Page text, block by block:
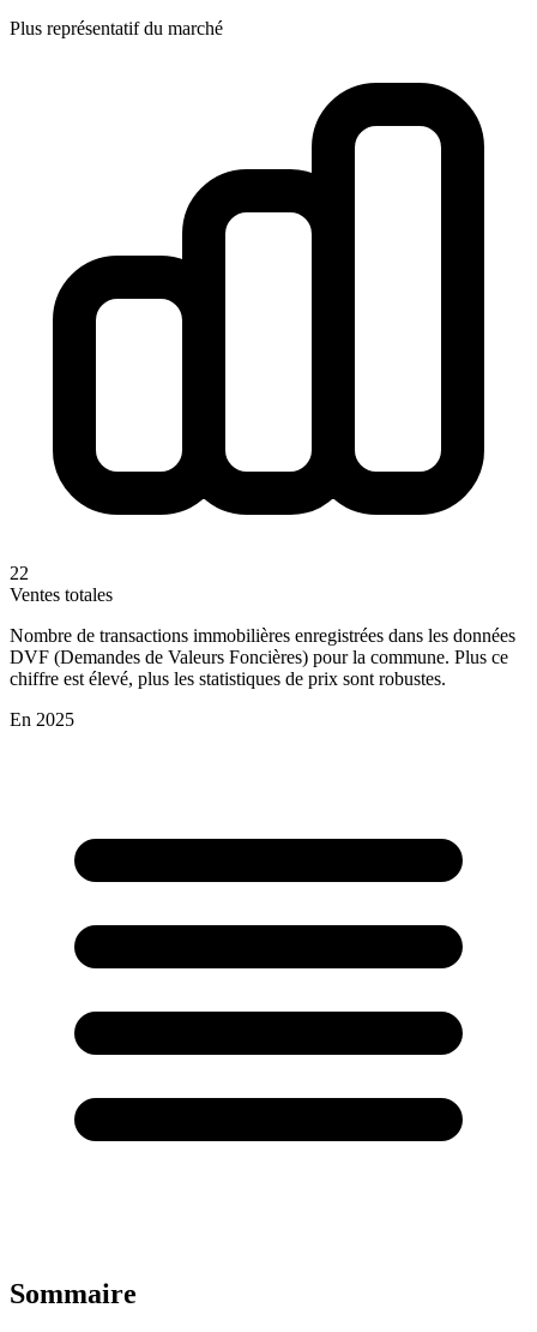
Plus représentatif du marché
22
Ventes totales
Nombre de transactions immobilières enregistrées dans les données
DVF (Demandes de Valeurs Foncières) pour la commune. Plus ce
chiffre est élevé, plus les statistiques de prix sont robustes.
En 2025
Sommaire